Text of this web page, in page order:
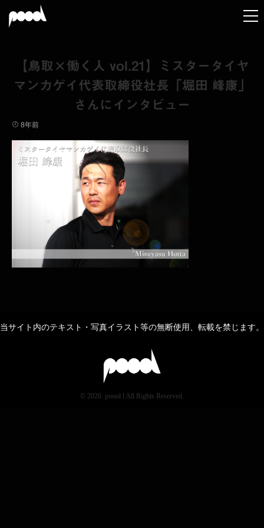
【鳥取×働く人 vol.21】ミスタータイヤ
マンカゲイ代表取締役社長「堀田 峰康」
さんにインタビュー
8年前
当サイト内のテキスト・写真イラスト等の無断使用、転載を禁じます。
© 2026. poool l All Rights Reserved.